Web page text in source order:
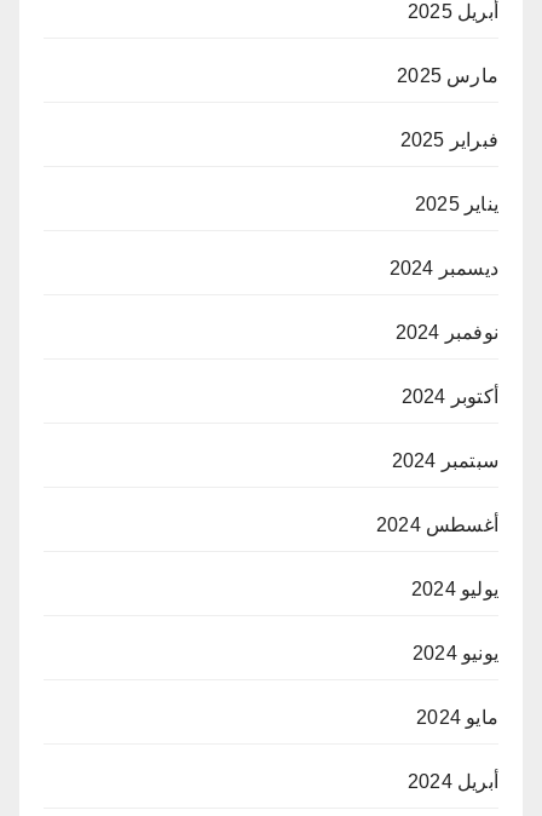
أبريل 2025
مارس 2025
فبراير 2025
يناير 2025
ديسمبر 2024
نوفمبر 2024
أكتوبر 2024
سبتمبر 2024
أغسطس 2024
يوليو 2024
يونيو 2024
مايو 2024
أبريل 2024